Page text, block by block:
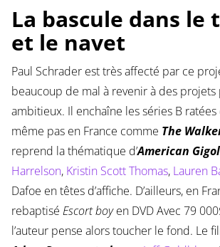
La bascule dans le
et le navet
Paul Schrader est très affecté par ce
beaucoup de mal à revenir à des projets
ambitieux. Il enchaîne les séries B
même pas en France comme The
reprend la thématique d’American
Harrelson, Kristin Scott Thomas, Lauren
Dafoe en têtes d’affiche. D’ailleurs, en
rebaptisé Escort boyen DVD Avec 79
l’auteur pense alors toucher le fond. Le